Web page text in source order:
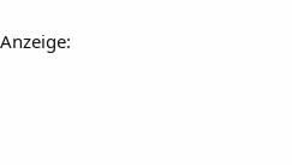
Anzeige: